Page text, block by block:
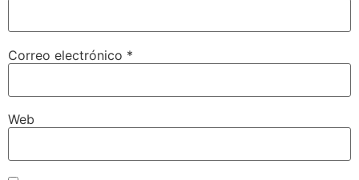
Correo electrónico *
Web